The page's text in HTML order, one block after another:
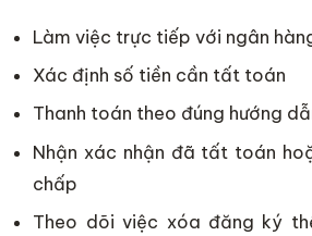
Làm việc trực tiếp với ngân
Xác định số tiền cần tất toán
Thanh toán theo đúng hướng
Nhận xác nhận đã tất toán
chấp
Theo dõi việc xóa đăng ký